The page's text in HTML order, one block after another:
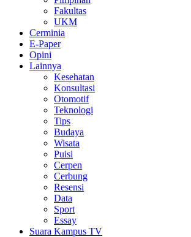
Fakultas
UKM
Cerminia
E-Paper
Opini
Lainnya
Kesehatan
Konsultasi
Otomotif
Teknologi
Tips
Budaya
Wisata
Puisi
Cerpen
Cerbung
Resensi
Data
Sport
Essay
Suara Kampus TV